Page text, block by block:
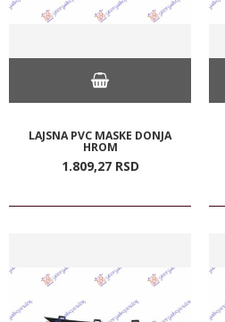
LAJSNA PVC MASKE DONJA
HROM
1.809,27 RSD